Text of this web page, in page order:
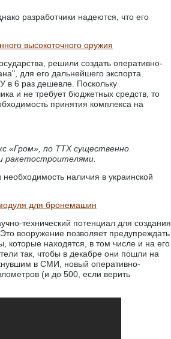
разработчики надеются, что его
высокоточного оружия
решили создать оперативно-
для его дальнейшего экспорта.
в 6 раз дешевле. Поскольку
и не требует бюджетных средств, то
принятия комплекса на
«Гром», по ТТХ существенно
ракетостроителями.
наличия в украинской
для бронемашин
технический потенциал для создания
вооружение позволяет предупреждать
которые находятся, в том числе и на его
так, чтобы в декабре они пошли на
в СМИ, новый оперативно-
(и до 500, если верить